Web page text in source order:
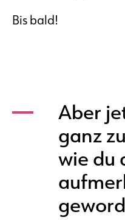
Bis bald!
Aber
ganz
wie du